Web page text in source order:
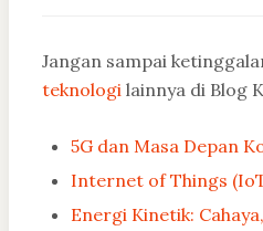
Jangan sampai
teknologi lainnya di Blog
5G dan Masa Depan
Internet of Things
Energi Kinetik: